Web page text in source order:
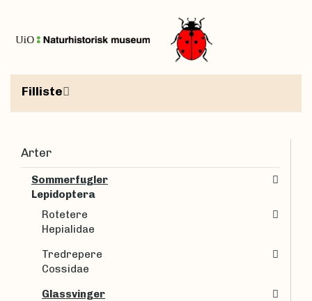
Filliste
Arter
Sommerfugler
Lepidoptera
Rotetere
Hepialidae
Tredrepere
Cossidae
Glassvinger